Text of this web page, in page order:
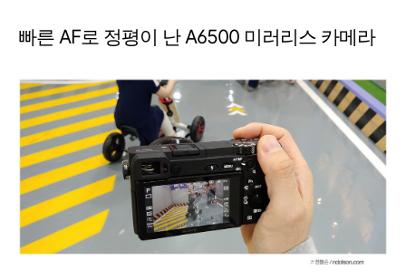
빠른 AF로 정평이 난 A6500 미러리스 카메라